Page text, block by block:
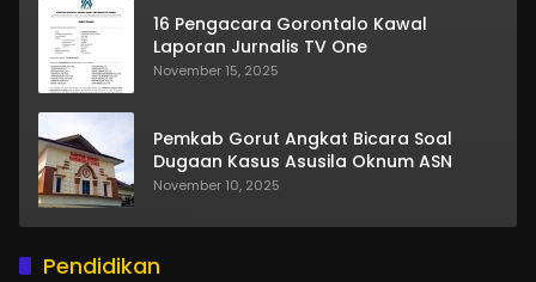
16 Pengacara Gorontalo Kawal
Laporan Jurnalis TV One
November 15, 2025
Pemkab Gorut Angkat Bicara Soal
Dugaan Kasus Asusila Oknum ASN
November 10, 2025
Pendidikan